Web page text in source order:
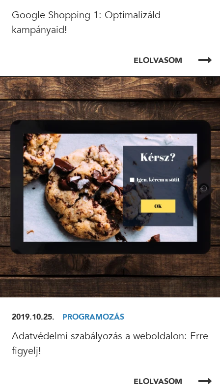
Google Shopping 1: Optimalizáld
kampányaid!
ELOLVASOM
ELOLVASOM
2019.10.25. PROGRAMOZÁS
Adatvédelmi szabályozás a weboldalon: Erre
figyelj!
ELOLVASOM